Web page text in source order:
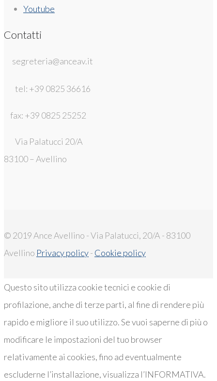
Youtube
Contatti
segreteria@anceav.it
tel: +39 0825 36616
fax: +39 0825 25252
Via Palatucci 20/A
83100 – Avellino
© 2019 Ance Avellino - Via Palatucci, 20/A - 83100
Avellino Privacy policy- Cookie policy
Questo sito utilizza cookie tecnici e cookie di
profilazione, anche di terze parti, al fine di rendere più
rapido e migliore il suo utilizzo. Se vuoi saperne di più o
modificare le impostazioni del tuo browser
relativamente ai cookies, fino ad eventualmente
escluderne l’installazione, visualizza l’INFORMATIVA.